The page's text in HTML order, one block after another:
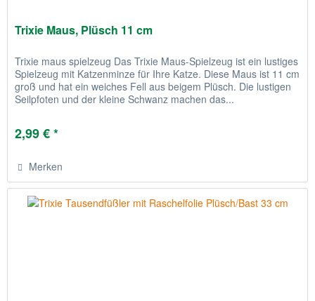
Trixie Maus, Plüsch 11 cm
Trixie maus spielzeug Das Trixie Maus-Spielzeug ist ein lustiges
Spielzeug mit Katzenminze für Ihre Katze. Diese Maus ist 11 cm
groß und hat ein weiches Fell aus beigem Plüsch. Die lustigen
Seilpfoten und der kleine Schwanz machen das...
2,99 € *
Merken